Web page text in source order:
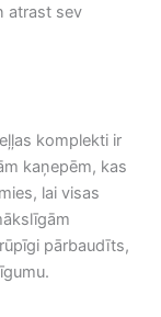
atrast sev
komplekti ir
kaņepēm, kas
lai visas
pārbaudīts,